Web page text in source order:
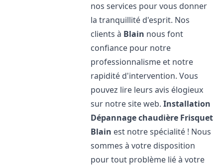
nos services pour vous donner
la tranquillité d'esprit. Nos
clients à Blain nous font
confiance pour notre
professionnalisme et notre
rapidité d'intervention. Vous
pouvez lire leurs avis élogieux
sur notre site web.Installation
Dépannage chaudière Frisquet
Blain est notre spécialité ! Nous
sommes à votre disposition
pour tout problème lié à votre